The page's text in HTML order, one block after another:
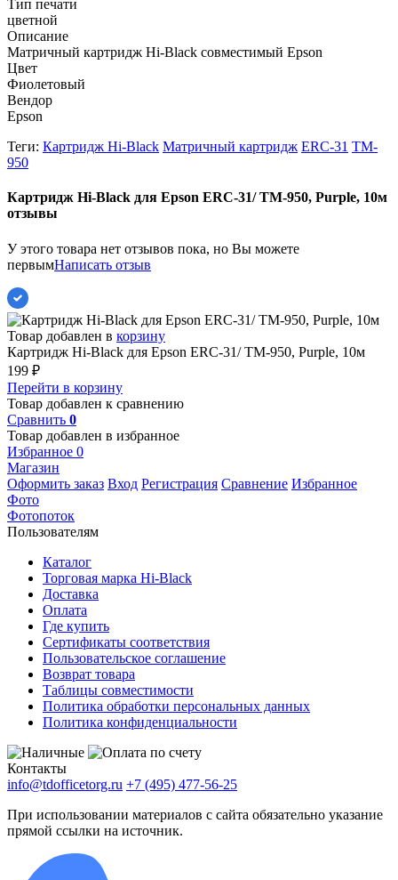
Тип печати
цветной
Описание
Матричный картридж Hi-Black совместимый Epson
Цвет
Фиолетовый
Вендор
Epson
Теги: Картридж Hi-Black Матричный картридж ERC-31 TM-
950
Картридж Hi-Black для Epson ERC-31/ TM-950, Purple, 10м
отзывы
У этого товара нет отзывов пока, но Вы можете
первымНаписать отзыв
Товар добавлен в корзину
Картридж Hi-Black для Epson ERC-31/ TM-950, Purple, 10м
199 ₽
Перейти в корзину
Товар добавлен к сравнению
Сравнить 0
Товар добавлен в избранное
Избранное 0
Магазин
Оформить заказ Вход Регистрация Сравнение Избранное
Фото
Фотопоток
Пользователям
Каталог
Торговая марка Hi-Black
Доставка
Оплата
Где купить
Сертификаты соответствия
Пользовательское соглашение
Возврат товара
Таблицы совместимости
Политика обработки персональных данных
Политика конфиденциальности
Контакты
info@tdofficetorg.ru +7 (495) 477-56-25
При использовании материалов с сайта обязательно указание
прямой ссылки на источник.